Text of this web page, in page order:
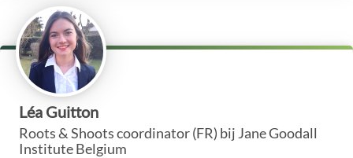
Léa Guitton
Roots & Shoots coordinator (FR) bij Jane Goodall
Institute Belgium